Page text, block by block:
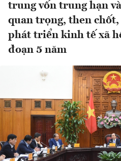
trung vốn trung hạn
quan trọng, then
phát triển kinh tế xã
đoạn 5 năm